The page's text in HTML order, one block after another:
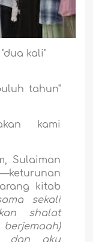
kali"
tahun"
kami
Sulaiman
kitab
sekali
shalat
dan aku